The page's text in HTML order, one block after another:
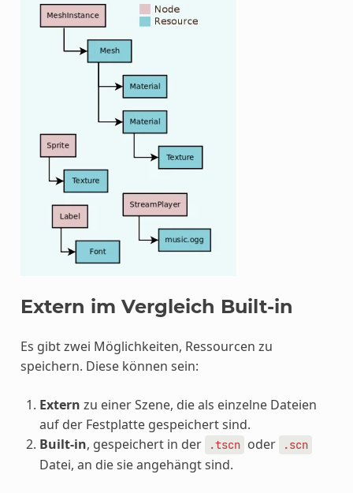
Extern im Vergleich Built-in
Es gibt zwei Möglichkeiten, Ressourcen zu
speichern. Diese können sein:
Extern zu einer Szene, die als einzelne Dateien
auf der Festplatte gespeichert sind.
Built-in, gespeichert in der .tscn oder .scn
Datei, an die sie angehängt sind.